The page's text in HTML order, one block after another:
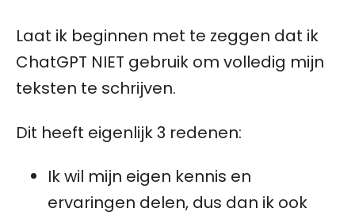
Laat ik beginnen met te zeggen dat ik
ChatGPT NIET gebruik om volledig mijn
teksten te schrijven.
Dit heeft eigenlijk 3 redenen:
Ik wil mijn eigen kennis en
ervaringen delen, dus dan ik ook